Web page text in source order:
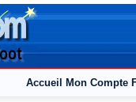
Accueil Mon Compte